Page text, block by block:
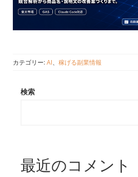
カテゴリー: AI、 稼げる副業情報
検索
最近のコメント